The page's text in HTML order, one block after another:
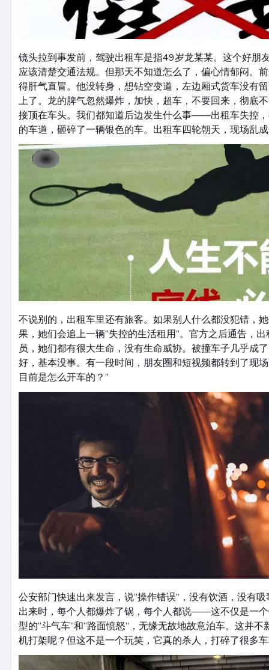
镜头拉到事发前，驾驶出租车是指49岁龙某某。这个好朋
应该清楚交通法规。但那天不知道怎么了，偏心情郁闷。
得肝气直冒。他没转身，想钻空变道，左边厢式货车没有
上了。龙的脾气忽然爆炸，加快，超车，不要回来，彻底
接顶在车头。我们都知道后边发生什么事——出租车失控
的车道，砸碎了一辆银色的车。出租车四轮朝天，现场乱
不说别的，出租车里还有旅客。如果别人什么都没犯错，
果，她们会追上一辆“失控的生活租用”。官方之后通告，
员，她们都有很大生命，没有生命威协。被撞车子几乎成
好，基本没事。有一段时间，朋友圈和短视频都转到了现
目前是怎么开车的？”
公安部门快速出来发言，说“操作错误”，没有饮酒，没有
出来时，每个人都爆炸了锅，每个人都说——这不仅是一
型的“斗气车”和“路面愤怒”，无缘无故地故意泊车。这并
机打架呢？但这不是一个玩笑，它真的杀人，打碎了很多